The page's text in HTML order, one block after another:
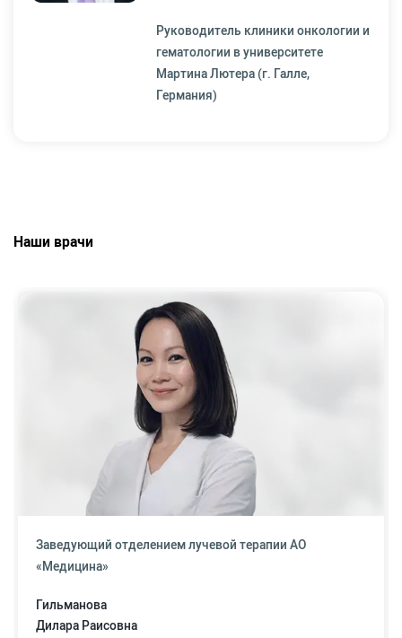
Руководитель клиники онкологии и
гематологии в университете
Мартина Лютера (г. Галле,
Германия)
Наши врачи
Заведующий отделением лучевой терапии АО
«Медицина»
Гильманова
Дилара Раисовна